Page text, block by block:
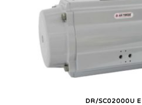
DR/SC02000U E